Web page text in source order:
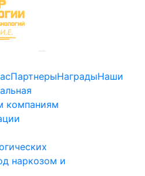
ПартнерыНаградыНаши
компаниям
наркозом и